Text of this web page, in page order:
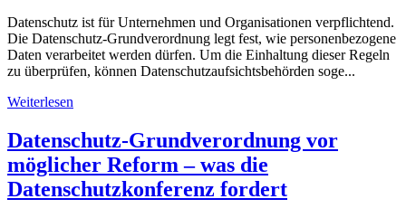
Datenschutz ist für Unternehmen und Organisationen verpflichtend.
Die Datenschutz-Grundverordnung legt fest, wie personenbezogene
Daten verarbeitet werden dürfen. Um die Einhaltung dieser Regeln
zu überprüfen, können Datenschutzaufsichtsbehörden soge...
Weiterlesen
Datenschutz-Grundverordnung vor
möglicher Reform – was die
Datenschutzkonferenz fordert